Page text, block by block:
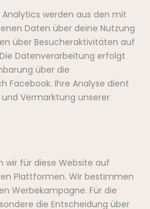
werden aus den mit
Daten über deine Nutzung
über Besucheraktivitäten auf
Datenverarbeitung erfolgt
über die
Facebook. Ihre Analyse dient
Vermarktung unserer
wir für diese Website auf
Plattformen. Wir bestimmen
Werbekampagne. Für die
die Entscheidung über